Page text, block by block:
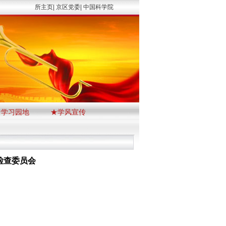
所主页| 京区党委| 中国科学院
习园地 ★学风宣传
查委员会